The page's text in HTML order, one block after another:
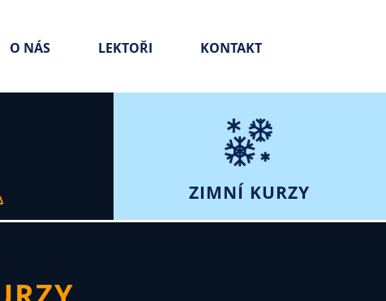
O NÁS LEKTOŘI KONTAKT
ZIMNÍ KURZY